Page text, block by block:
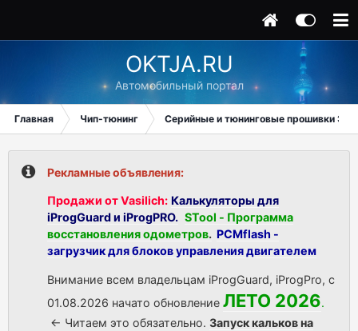
OKTJA.RU
Автомобильный портал
Главная Чип-тюнинг Серийные и тюнинговые прошивки ЭБУ
Рекламные объявления:
Продажи от Vasilich: Калькуляторы для
iProgGuard и iProgPRO. STool - Программа
восстановления одометров. PCMflash -
загрузчик для блоков управления двигателем
Внимание всем владельцам iProgGuard, iProgPro, с
01.08.2026 начато обновление ЛЕТО 2026.
<- Читаем это обязательно. Запуск кальков на